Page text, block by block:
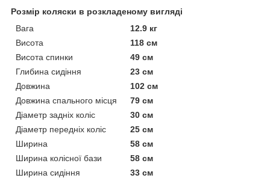
Розмір коляски в розкладеному вигляді
Вага
12.9 кг
Висота
118 см
Висота спинки
49 см
Глибина сидіння
23 см
Довжина
102 см
Довжина спального місця
79 см
Діаметр задніх коліс
30 см
Діаметр передніх коліс
25 см
Ширина
58 см
Ширина колісної бази
58 см
Ширина сидіння
33 см